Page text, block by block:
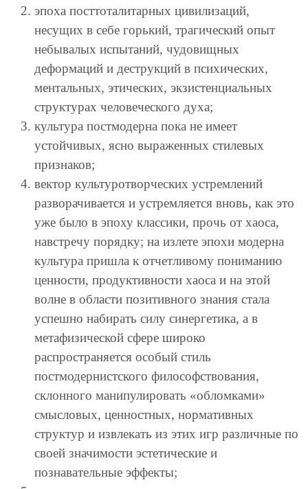
эпоха посттоталитарных цивилизаций,
несущих в себе горький, трагический опыт
небывалых испытаний, чудовищных
деформаций и деструкций в психических,
ментальных, этических, экзистенциальных
структурах человеческого духа;
культура постмодерна пока не имеет
устойчивых, ясно выраженных стилевых
признаков;
вектор культуротворческих устремлений
разворачивается и устремляется вновь, как это
уже было в эпоху классики, прочь от хаоса,
навстречу порядку; на излете эпохи модерна
культура пришла к отчетливому пониманию
ценности, продуктивности хаоса и на этой
волне в области позитивного знания стала
успешно набирать силу синергетика, а в
метафизической сфере широко
распространяется особый стиль
постмодернистского философствования,
склонного манипулировать «обломками»
смысловых, ценностных, нормативных
структур и извлекать из этих игр различные по
своей значимости эстетические и
познавательные эффекты;